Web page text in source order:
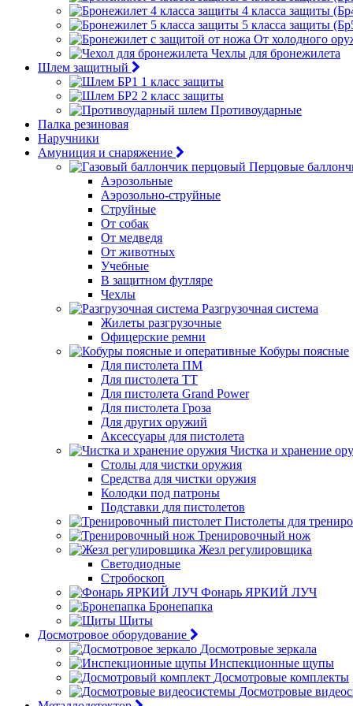
4 класса защиты
5 класса защиты
От холодного
Чехлы для бронежилета
Шлем защитный
1 класс защиты
2 класс защиты
Противоударные
Палка резиновая
Наручники
Амуниция и снаряжение
Перцовые
Аэрозольные
Аэрозольно-струйные
Струйные
От собак
От медведя
От животных
Учебные
В защитном футляре
Чехлы
Разгрузочная система
Жилеты разгрузочные
Офицерские ремни
Кобуры поясные
Для пистолета ПМ
Для пистолета ТТ
Для пистолета Grand Power
Для пистолета Гроза
Для других оружий
Аксессуары для пистолета
Чистка и хранение
Столы для чистки оружия
Средства для чистки оружия
Колодки под патроны
Подставки для пистолетов
Пистолеты для
Тренировочный нож
Жезл регулировщика
Светодиодные
Стробоскоп
Фонарь ЯРКИЙ ЛУЧ
Бронепапка
Щиты
Досмотровое оборудование
Досмотровые зеркала
Инспекционные щупы
Досмотровые комплекты
Досмотровые